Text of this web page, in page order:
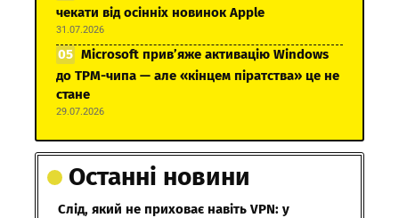
чекати від осінніх новинок Apple
31.07.2026
Microsoft прив’яже активацію Windows
до TPM-чипа — але «кінцем піратства» це не
стане
29.07.2026
Останні новини
Слід, який не приховає навіть VPN: у